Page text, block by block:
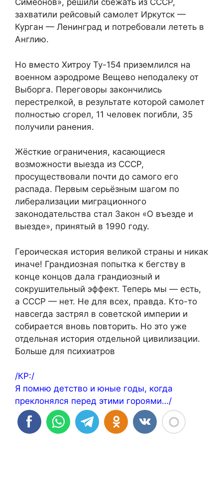
Симеонов», решили сбежать из СССР,
захватили рейсовый самолет Иркутск —
Курган — Ленинград и потребовали лететь в
Англию.
Но вместо Хитроу Ту-154 приземлился на
военном аэродроме Вещево неподалеку от
Выборга. Переговоры закончились
перестрелкой, в результате которой самолет
полностью сгорел, 11 человек погибли, 35
получили ранения.
Жёсткие ограничения, касающиеся
возможности выезда из СССР,
просуществовали почти до самого его
распада. Первым серьёзным шагом по
либерализации миграционного
законодательства стал Закон «О въезде и
выезде», принятый в 1990 году.
Героическая история великой страны и никак
иначе! Грандиозная попытка к бегству в
конце концов дала грандиозный и
сокрушительный эффект. Теперь мы — есть,
а СССР — нет. Не для всех, правда. Кто-то
навсегда застрял в советской империи и
собирается вновь повторить. Но это уже
отдельная история отдельной цивилизации.
Больше для психиатров
/КР:/
Я помню детство и юные годы, когда
преклонялся перед этими гороями…/